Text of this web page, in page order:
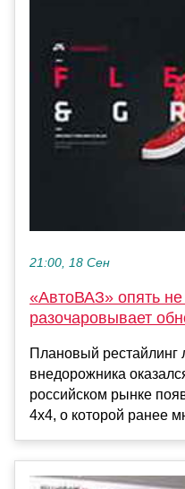
21:00, 18 Сен
«АвтоВАЗ» опять
разочаровывает
Плановый рестайлинг
внедорожника
российском рынке
4x4, о которой ранее